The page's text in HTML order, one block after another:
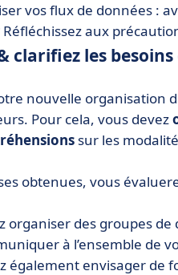
vos flux de données :
aux
clarifiez les
nouvelle organisation
Pour cela, vous devez
sur les
obtenues, vous
organiser des groupes
à l’ensemble de
également envisager de